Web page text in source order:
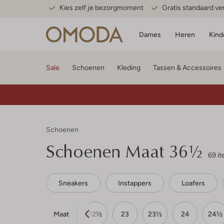
Kies zelf je bezorgmoment Gratis standaard
Dames Heren
Sale Schoenen Kleding Tassen & Accessoires
Schoenen
Schoenen Maat 36½ 69
Sneakers Instappers Loafers
Maat
22 22½ 23 23½ 24 24½